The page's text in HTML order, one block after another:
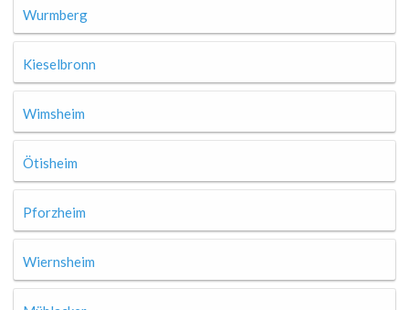
Wurmberg
Kieselbronn
Wimsheim
Ötisheim
Pforzheim
Wiernsheim